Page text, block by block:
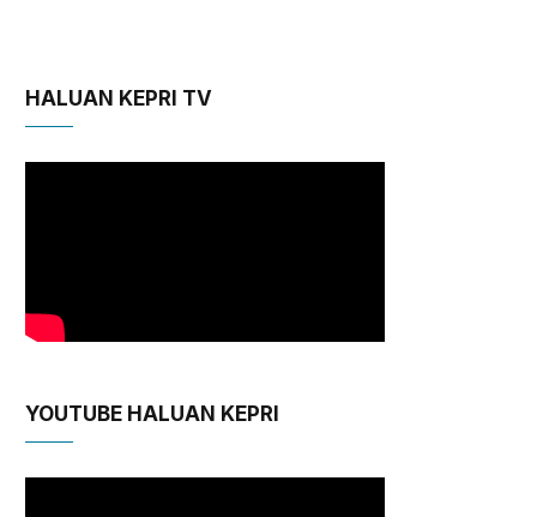
HALUAN KEPRI TV
YOUTUBE HALUAN KEPRI